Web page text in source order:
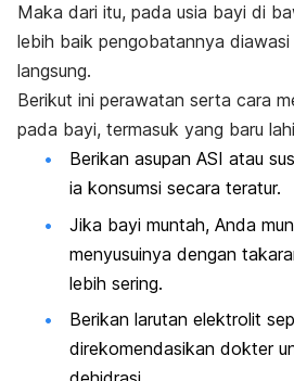
Maka dari itu, pada usia bayi di
lebih baik pengobatannya
langsung.
Berikut ini perawatan serta cara
pada bayi, termasuk yang baru
Berikan asupan ASI atau
ia konsumsi secara teratur.
Jika bayi muntah, Anda
menyusuinya dengan
lebih sering.
Berikan larutan elektrolit
direkomendasikan dokter